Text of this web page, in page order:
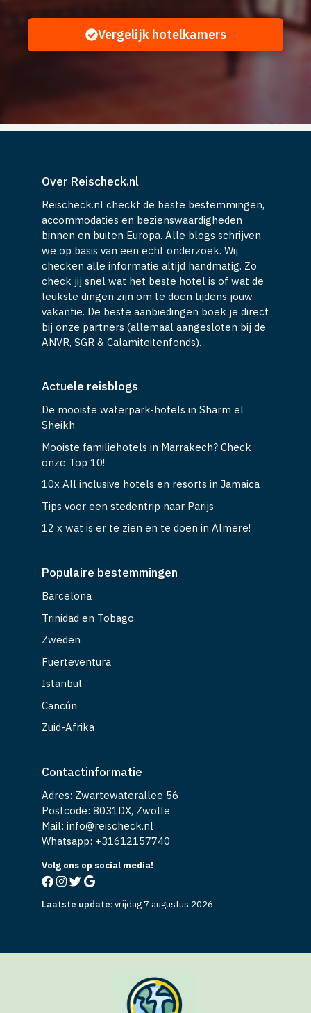
Vergelijk hotelkamers
Over Reischeck.nl
Reischeck.nl checkt de beste bestemmingen,
accommodaties en bezienswaardigheden
binnen en buiten Europa. Alle blogs schrijven
we op basis van een echt onderzoek. Wij
checken alle informatie altijd handmatig. Zo
check jij snel wat het beste hotel is of wat de
leukste dingen zijn om te doen tijdens jouw
vakantie. De beste aanbiedingen boek je direct
bij onze partners (allemaal aangesloten bij de
ANVR, SGR & Calamiteitenfonds).
Actuele reisblogs
De mooiste waterpark-hotels in Sharm el
Sheikh
Mooiste familiehotels in Marrakech? Check
onze Top 10!
10x All inclusive hotels en resorts in Jamaica
Tips voor een stedentrip naar Parijs
12 x wat is er te zien en te doen in Almere!
Populaire bestemmingen
Barcelona
Trinidad en Tobago
Zweden
Fuerteventura
Istanbul
Cancún
Zuid-Afrika
Contactinformatie
Adres: Zwartewaterallee 56
Postcode: 8031DX, Zwolle
Mail: info@reischeck.nl
Whatsapp: +31612157740
Volg ons op social media!
Laatste update: vrijdag 7 augustus 2026